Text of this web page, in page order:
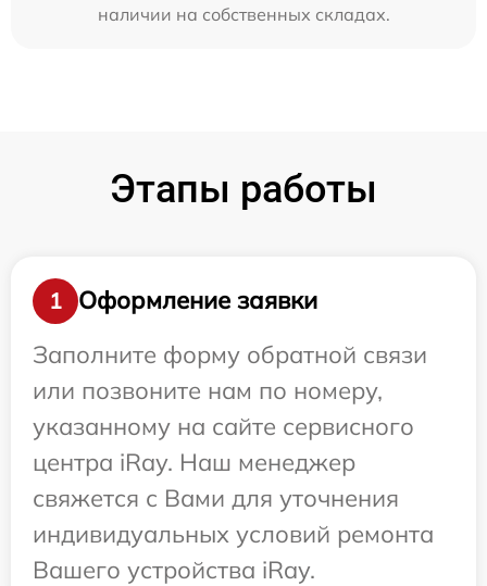
наличии на собственных складах.
Этапы работы
1
Оформление заявки
Заполните форму обратной связи
или позвоните нам по номеру,
указанному на сайте сервисного
центра iRay. Наш менеджер
свяжется с Вами для уточнения
индивидуальных условий ремонта
Вашего устройства iRay.